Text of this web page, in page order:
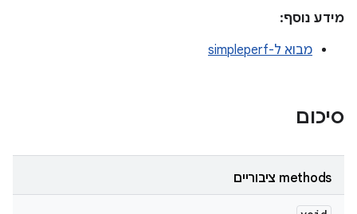
מידע נוסף:
מבוא ל-simpleperf
סיכום
‫methods ציבוריים